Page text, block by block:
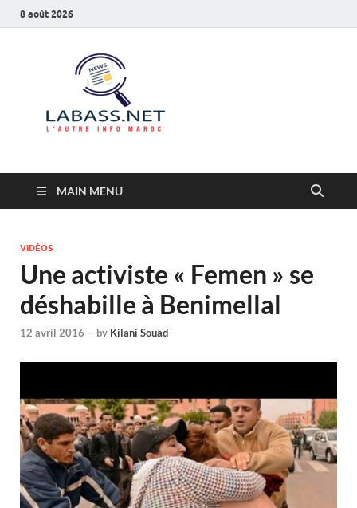
8 août 2026
MAIN MENU
VIDÉOS
Une activiste « Femen » se
déshabille à Benimellal
12 avril 2016 - by Kilani Souad